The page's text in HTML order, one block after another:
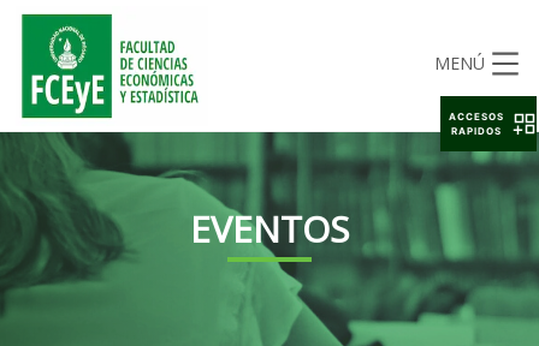
MENÚ
EVENTOS
ACCESOS
RAPIDOS